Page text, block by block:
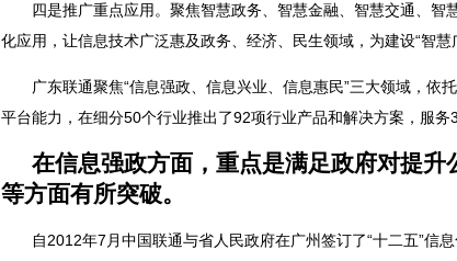
四是推广重点应用。聚焦智慧政务、智慧金融、智慧交通、
化应用，让信息技术广泛惠及政务、经济、民生领域，为建设“智慧
广东联通聚焦“信息强政、信息兴业、信息惠民”三大领域，
平台能力，在细分50个行业推出了92项行业产品和解决方案，服
在信息强政方面，重点是满足政府对提
等方面有所突破。
自2012年7月中国联通与省人民政府在广州签订了“十二五”信